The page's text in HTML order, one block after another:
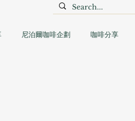
尼泊爾咖啡企劃 咖啡分享